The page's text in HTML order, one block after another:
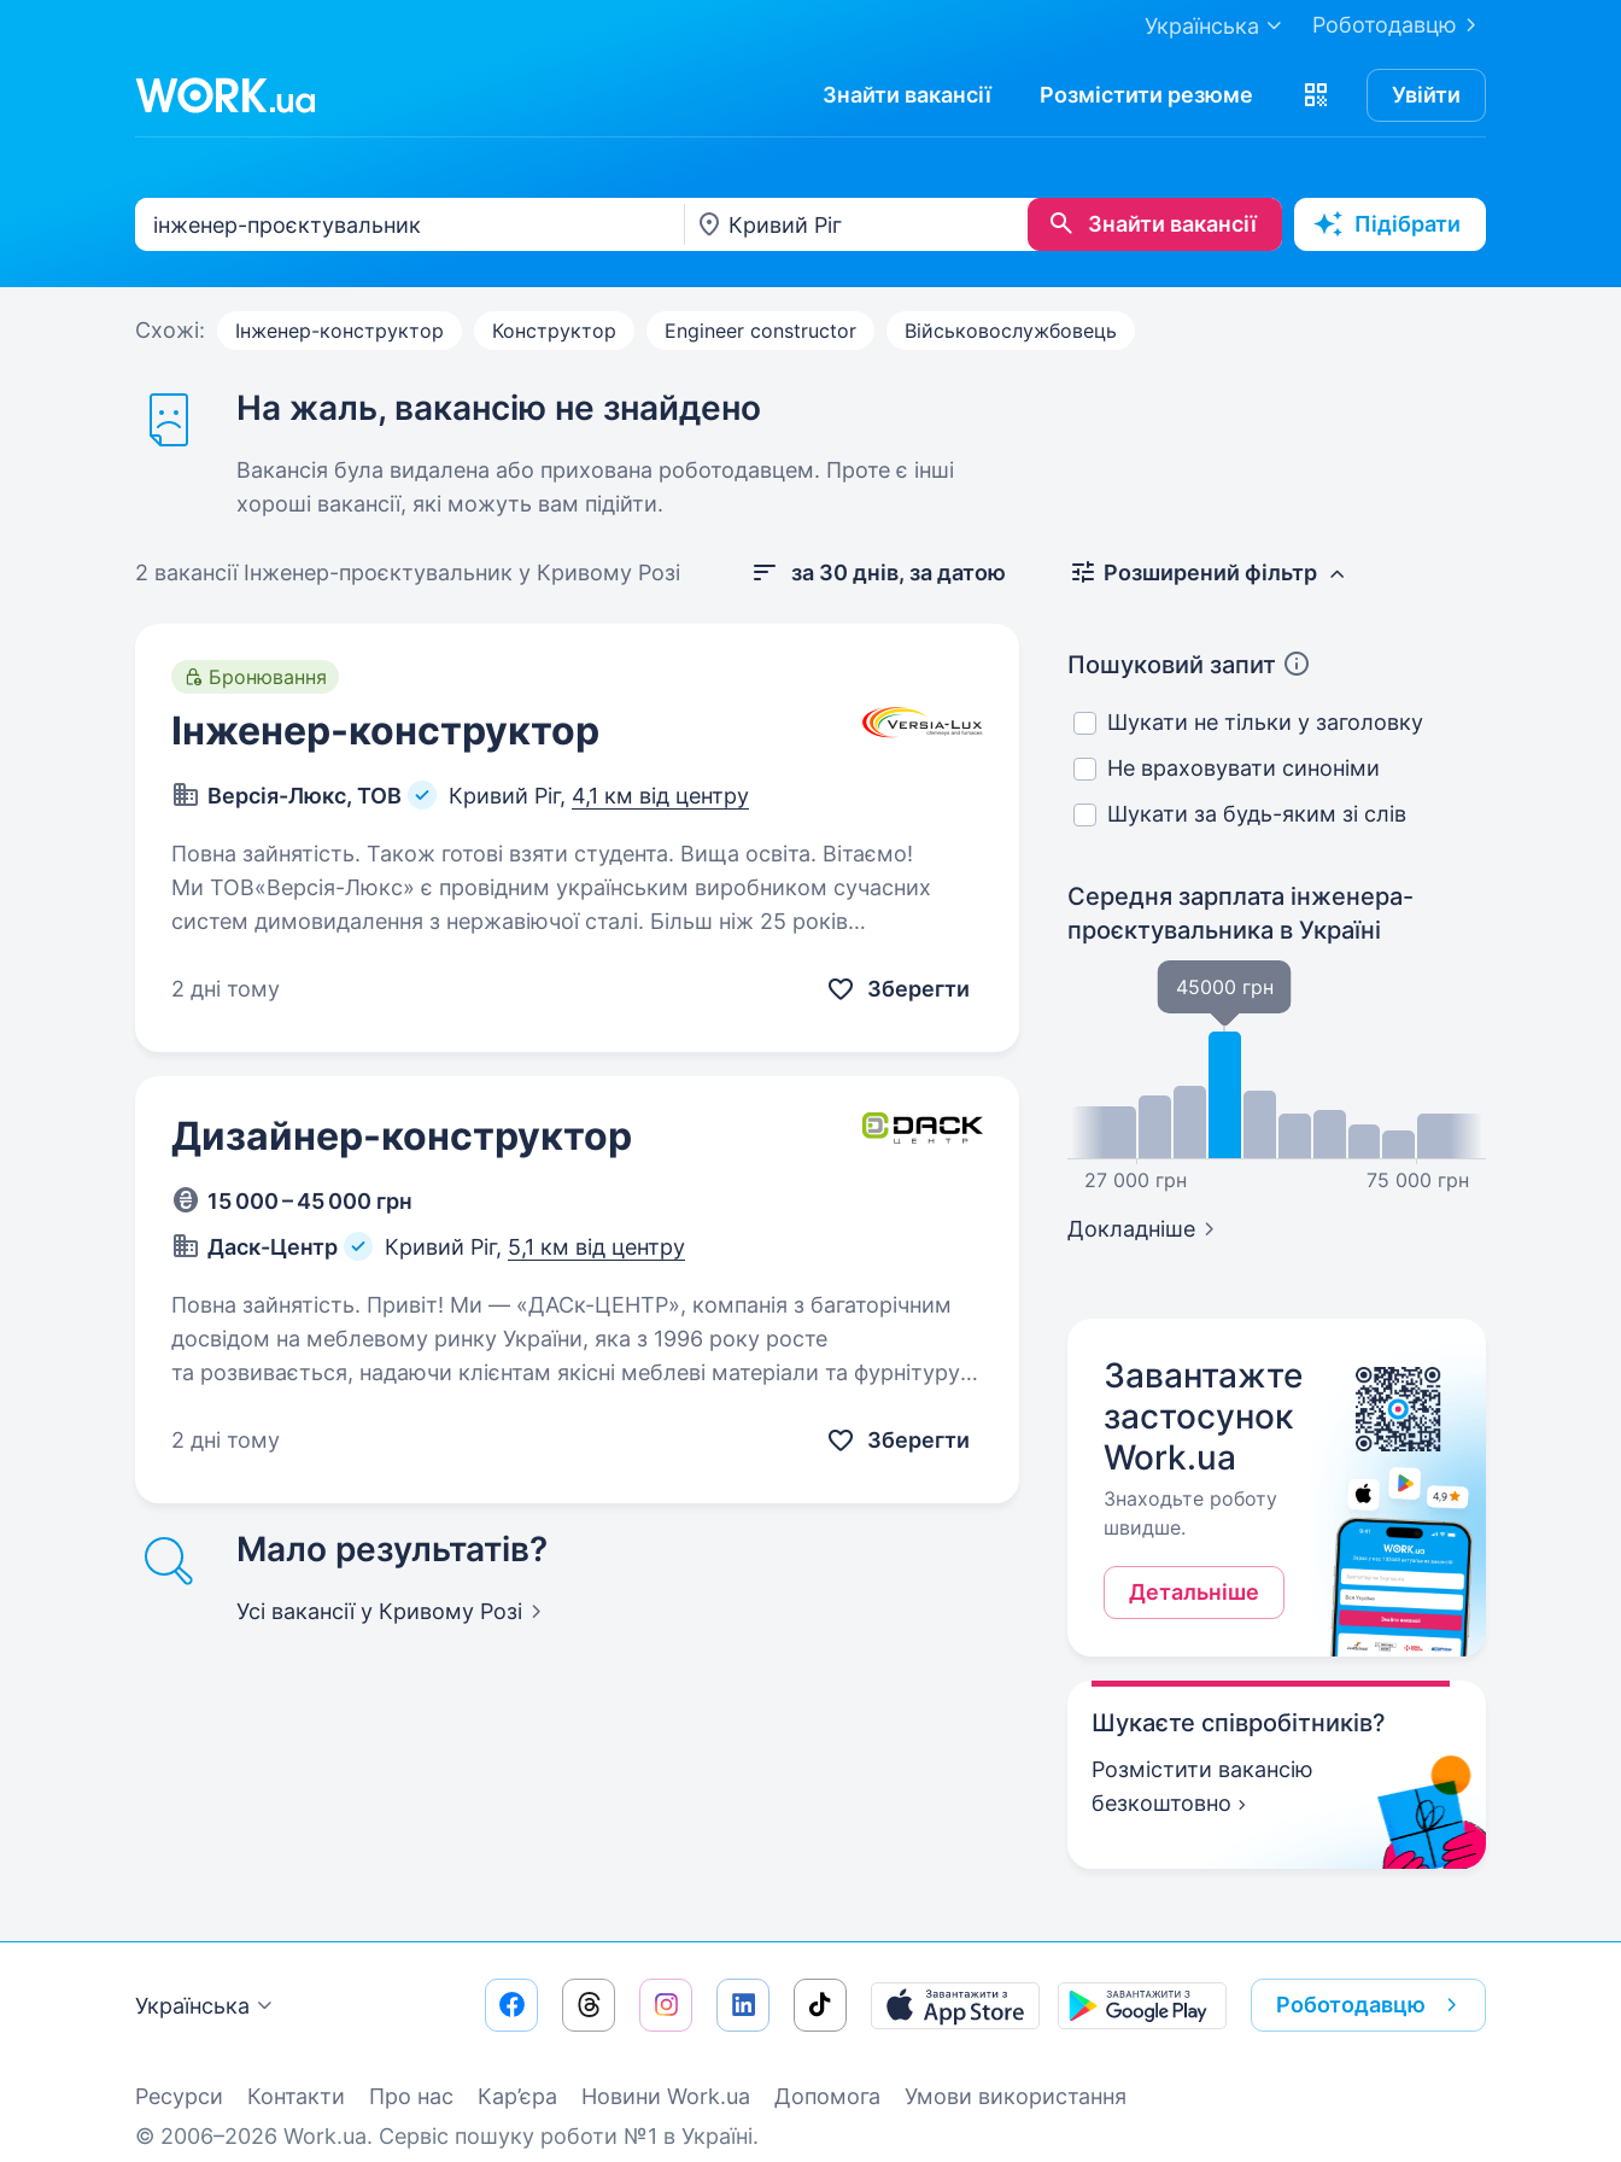
Роботодавцю
Українська
Знайти вакансії Розмістити резюме Увійти
Знайти вакансії Підібрати
Схожі: Інженер-конструктор Конструктор Engineer constructor Військовослужбовець
На жаль, вакансію не знайдено
Вакансія була видалена або прихована роботодавцем. Проте є інші
хороші вакансії, які можуть вам підійти.
2 вакансії Інженер-проєктувальник у Кривому Розі за 30 днів, за датою
Бронювання
Інженер-конструктор
Версія-Люкс, ТОВ Кривий Ріг, 4,1 км від центру
Повна зайнятість. Також готові взяти студента. Вища освіта. Вітаємо!
Ми ТОВ«Версія-Люкс» є провідним українським виробником сучасних
систем димовидалення з нержавіючої сталі. Більш ніж 25 років
вентиляційних…
2 дні тому Зберегти
Дизайнер-конструктор
15 000 – 45 000 грн
Даск-Центр
Кривий Ріг, 5,1 км від центру
Повна зайнятість. Привіт! Ми — «ДАСк-ЦЕНТР», компанія з багаторічним
досвідом на меблевому ринку України, яка з 1996 року росте
та розвивається, надаючи клієнтам якісні меблеві матеріали та фурнітуру
2 дні тому
Зберегти
Мало результатів?
Усі вакансіїу Кривому Розі
Розширений фільтр
Пошуковий запит
Шукати не тільки у заголовку
Не враховувати синоніми
Шукати за будь-яким зі слів
Середня зарплата інженера-
проєктувальника в Україні
27 000 грн
45000 грн
75 000 грн
Докладніше
Завантажте
застосунок
Work.ua
Знаходьте роботу
швидше.
Детальніше
Шукаєте співробітників?
Розмістити вакансію
безкоштовно
Українська Роботодавцю
Ресурси Контакти Про нас Кар’єра Новини Work.ua Допомога
Умови використання
© 2006–2026 Work.ua. Сервіс пошуку роботи №1 в Україні.